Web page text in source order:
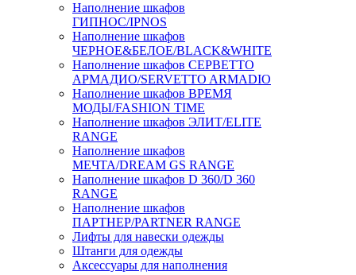
Наполнение шкафов
ГИПНОС/IPNOS
Наполнение шкафов
ЧЕРНОЕ&БЕЛОЕ/BLACK&WHITE
Наполнение шкафов СЕРВЕТТО
АРМАДИО/SERVETTO ARMADIO
Наполнение шкафов ВРЕМЯ
МОДЫ/FASHION TIME
Наполнение шкафов ЭЛИТ/ELITE
RANGE
Наполнение шкафов
МЕЧТА/DREAM GS RANGE
Наполнение шкафов D 360/D 360
RANGE
Наполнение шкафов
ПАРТНЕР/PARTNER RANGE
Лифты для навески одежды
Штанги для одежды
Аксессуары для наполнения